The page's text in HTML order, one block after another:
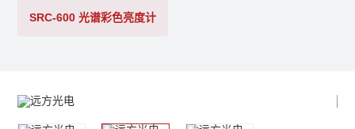
SRC-600 光谱彩色亮度计